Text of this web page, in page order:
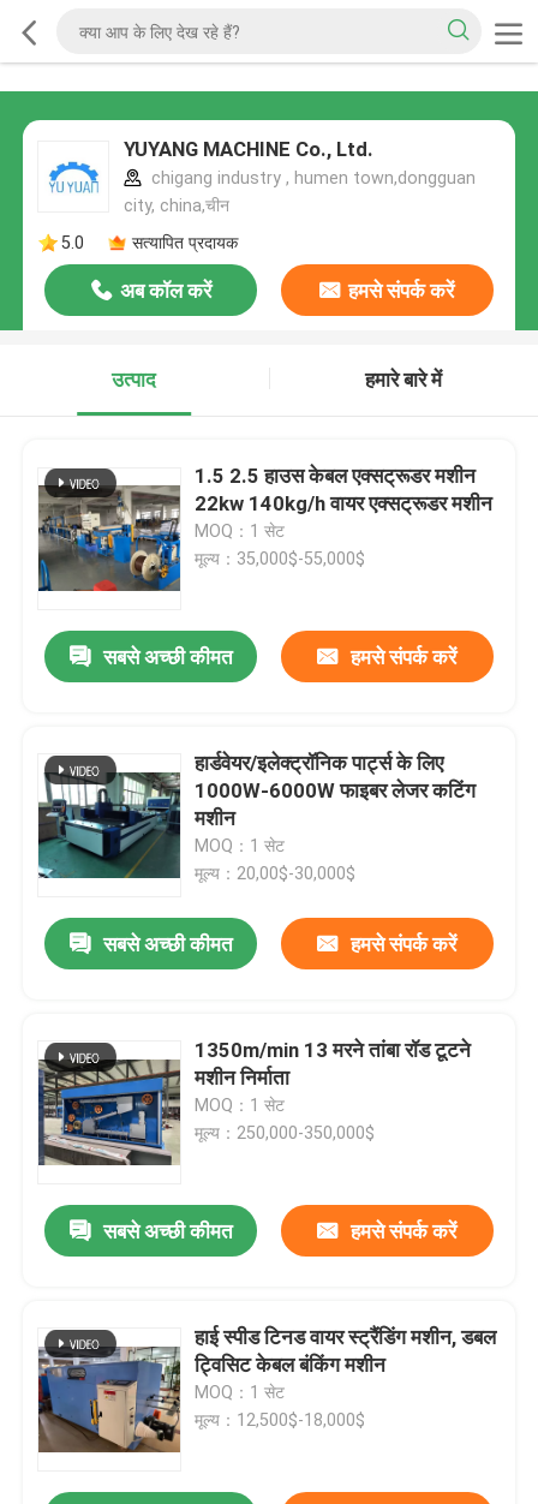
YUYANG MACHINE Co., Ltd.
chigang industry , humen town,dongguan
city, china,चीन
5.0
सत्यापित प्रदायक
अब कॉल करें हमसे संपर्क करें
उत्पाद हमारे बारे में
1.5 2.5 हाउस केबल एक्सट्रूडर मशीन
22kw 140kg/h वायर एक्सट्रूडर मशीन
MOQ：1 सेट
मूल्य：35,000$-55,000$
सबसे अच्छी कीमत हमसे संपर्क करें
हार्डवेयर/इलेक्ट्रॉनिक पार्ट्स के लिए
1000W-6000W फाइबर लेजर कटिंग
मशीन
MOQ：1 सेट
मूल्य：20,00$-30,000$
सबसे अच्छी कीमत हमसे संपर्क करें
1350m/min 13 मरने तांबा रॉड टूटने
मशीन निर्माता
MOQ：1 सेट
मूल्य：250,000-350,000$
सबसे अच्छी कीमत हमसे संपर्क करें
हाई स्पीड टिनड वायर स्ट्रैंडिंग मशीन, डबल
ट्विसिट केबल बंकिंग मशीन
MOQ：1 सेट
मूल्य：12,500$-18,000$